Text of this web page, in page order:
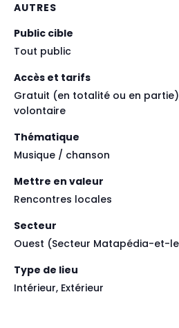
AUTRES
Public cible
Tout public
Accès et tarifs
Gratuit (en totalité ou en
volontaire
Thématique
Musique / chanson
Mettre en valeur
Rencontres locales
Secteur
Ouest (Secteur Matapédia-et-
Type de lieu
Intérieur, Extérieur